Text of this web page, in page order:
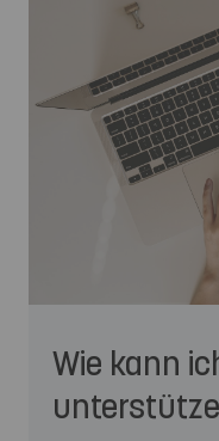
Wie kann